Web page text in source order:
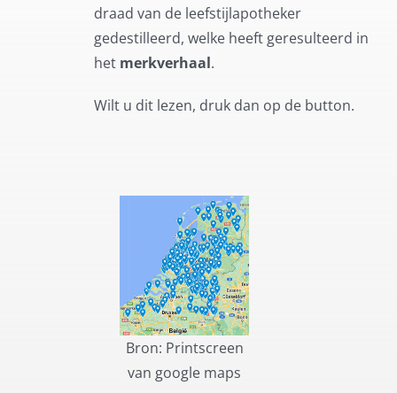
draad van de leefstijlapotheker
gedestilleerd, welke heeft geresulteerd in
het merkverhaal.
Wilt u dit lezen, druk dan op de button.
Bron: Printscreen
van google maps